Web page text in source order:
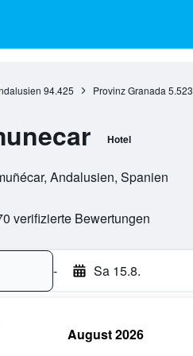
94.425 Provinz Granada 5.523
Hotel
Andalusien, Spanien
verifizierte Bewertungen
- Sa 15.8.
August 2026